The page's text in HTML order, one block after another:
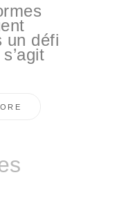
un défi